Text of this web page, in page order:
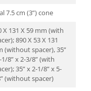
7.5 cm (3”) cone
X 131 X 59 mm (with
890 X 53 X 131
(without spacer), 35”
8” x 2-3/8” (with
35” x 2-1/8” x 5-
(without spacer)